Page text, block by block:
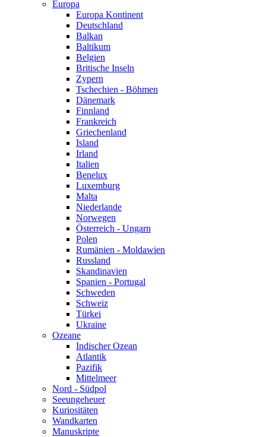
Europa
Europa Kontinent
Deutschland
Balkan
Baltikum
Belgien
Britische Inseln
Zypern
Tschechien - Böhmen
Dänemark
Finnland
Frankreich
Griechenland
Island
Irland
Italien
Benelux
Luxemburg
Malta
Niederlande
Norwegen
Österreich - Ungarn
Polen
Rumänien - Moldawien
Russland
Skandinavien
Spanien - Portugal
Schweden
Schweiz
Türkei
Ukraine
Ozeane
Indischer Ozean
Atlantik
Pazifik
Mittelmeer
Nord - Südpol
Seeungeheuer
Kuriositäten
Wandkarten
Manuskripte